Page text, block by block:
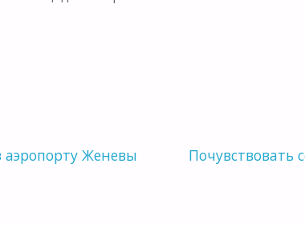
аэропорту Женевы Почувствовать